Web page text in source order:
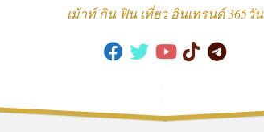
TRIP
เม้าท์ กิน ฟิน เที่ยว อินเทรนด์ 365วัน